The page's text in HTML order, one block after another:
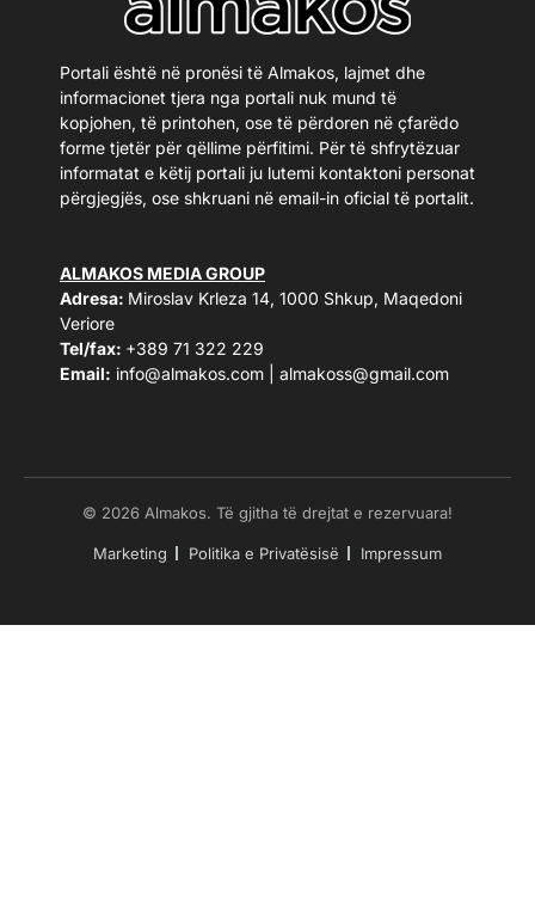
Portali është në pronësi të Almakos, lajmet dhe
informacionet tjera nga portali nuk mund të
kopjohen, të printohen, ose të përdoren në çfarëdo
forme tjetër për qëllime përfitimi. Për të shfrytëzuar
informatat e këtij portali ju lutemi kontaktoni personat
përgjegjës, ose shkruani në email-in oficial të portalit.
ALMAKOS MEDIA GROUP
Adresa: Miroslav Krleza 14, 1000 Shkup, Maqedoni
Veriore
Tel/fax: +389 71 322 229
Email: info@almakos.com almakoss@gmail.com
© 2026 Almakos. Të gjitha të drejtat e rezervuara!
Marketing Politika e Privatësisë Impressum